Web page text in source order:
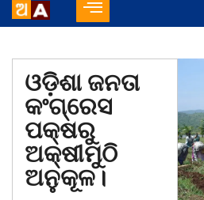
ଓଡ଼ିଶା ଜନତା
କଂଗ୍ରେସ
ପକ୍ଷରୁ
ଅକ୍ଷୀମୁଠି
ଅନୁକୂଳ।